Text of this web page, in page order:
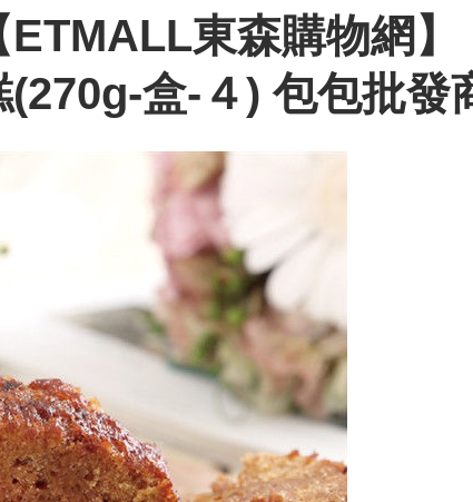
ETMALL東森購物網
盒-４) 包包批發